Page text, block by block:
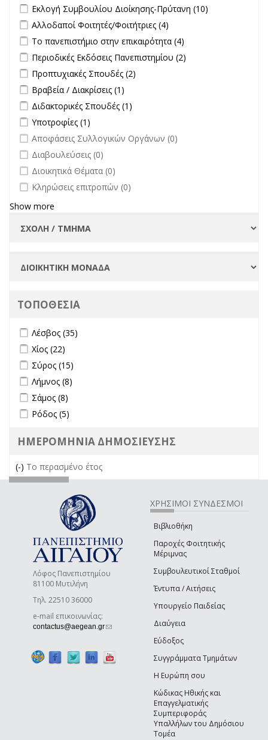
Apply Εκλογή Συμβουλίου Διοίκησης-Πρύτανη filter
Εκλογή Συμβουλίου Διοίκησης-Πρύτανη (10)
Apply Αλλοδαποί Φοιτητές/Φοιτήτριες filter
Αλλοδαποί Φοιτητές/Φοιτήτριες (4)
filter
Apply Το πανεπιστήμιο στην επικαιρότητα filter
Το πανεπιστήμιο στην επικαιρότητα (4)
επικαιρότητα filter
Apply Περιοδικές Εκδόσεις Πανεπιστημίου filter
Περιοδικές Εκδόσεις Πανεπιστημίου (2)
Apply Προπτυχιακές Σπουδές filter
Προπτυχιακές Σπουδές (2)
Apply Βραβεία / Διακρίσεις filter
Βραβεία / Διακρίσεις (1)
Apply Διδακτορικές Σπουδές filter
Διδακτορικές Σπουδές (1)
Apply Υποτροφίες filter
Υποτροφίες (1)
undefined
Αποφάσεις Συλλογικών Οργάνων (0)
undefined
Διαβουλεύσεις (0)
undefined
Διοικητικά Θέματα (0)
undefined
Κληρώσεις επιτροπών (0)
Show more
ΤΟΠΟΘΕΣΙΑ
Apply Λέσβος filter
Λέσβος (35)
Apply Χίος filter
Χίος (22)
Apply Σύρος filter
Σύρος (15)
Apply Λήμνος filter
Λήμνος (8)
Apply Σάμος filter
Σάμος (8)
Apply Ρόδος filter
Ρόδος (5)
ΗΜΕΡΟΜΗΝΙΑ ΔΗΜΟΣΙΕΥΣΗΣ
(-) Remove Το περασμένο έτος filter
Το περασμένο έτος
Λόφος Πανεπιστημίου
81100 Μυτιλήνη
Τηλ. 22510 36000
e-mail επικοινωνίας:
contactus@aegean.gr(link sends e-mail)
ΧΡΗΣΙΜΟΙ ΣΥΝΔΕΣΜΟΙ
Βιβλιοθήκη
Παροχές Φοιτητικής
Μέριμνας
Συμβουλευτικοί Σταθμοί
Έντυπα / Αιτήσεις
Υπουργείο Παιδείας
Διαύγεια
Εύδοξος
Συγγράμματα Τμημάτων
Η Ευρώπη σου
Κώδικας Ηθικής και
Επαγγελματικής
Συμπεριφοράς
Υπαλλήλων του Δημόσιου
Τομέα